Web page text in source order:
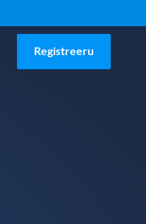
Registreeru